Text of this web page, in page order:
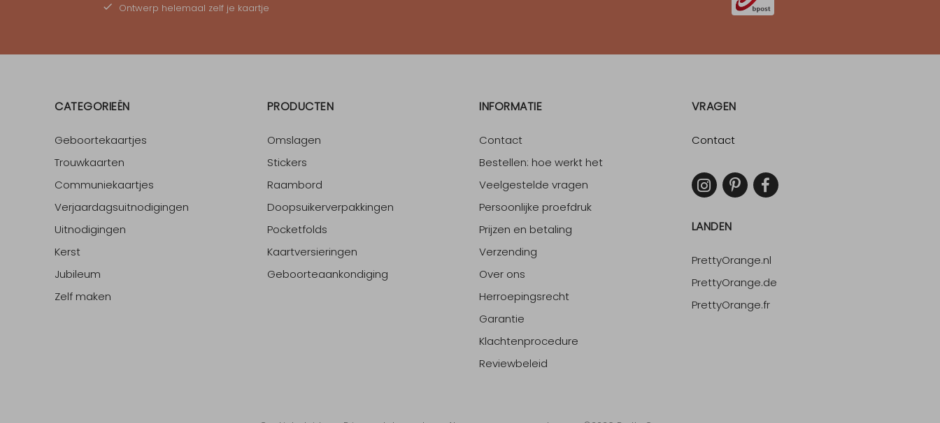
Ontwerp helemaal zelf je kaartje
CATEGORIEËN
Geboortekaartjes
Trouwkaarten
Communiekaartjes
Verjaardagsuitnodigingen
Uitnodigingen
Kerst
Jubileum
Zelf maken
PRODUCTEN
Omslagen
Stickers
Raambord
Doopsuikerverpakkingen
Pocketfolds
Kaartversieringen
Geboorteaankondiging
INFORMATIE
Contact
Bestellen: hoe werkt het
Veelgestelde vragen
Persoonlijke proefdruk
Prijzen en betaling
Verzending
Over ons
Herroepingsrecht
Garantie
Klachtenprocedure
Reviewbeleid
VRAGEN
Contact
LANDEN
PrettyOrange.nl
PrettyOrange.de
PrettyOrange.fr